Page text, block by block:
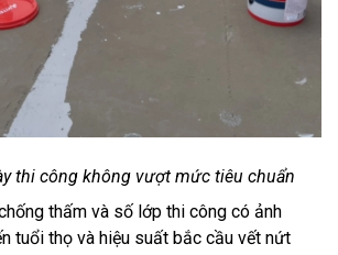
thi công không vượt mức tiêu chuẩn
thấm và số lớp thi công có ảnh
tuổi thọ và hiệu suất bắc cầu vết nứt